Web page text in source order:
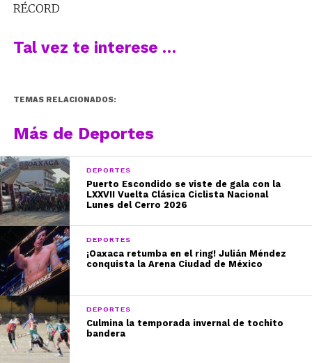
RÉCORD
Tal vez te interese …
TEMAS RELACIONADOS:
Más de Deportes
DEPORTES
Puerto Escondido se viste de gala con la
LXXVII Vuelta Clásica Ciclista Nacional
Lunes del Cerro 2026
DEPORTES
¡Oaxaca retumba en el ring! Julián Méndez
conquista la Arena Ciudad de México
DEPORTES
Culmina la temporada invernal de tochito
bandera